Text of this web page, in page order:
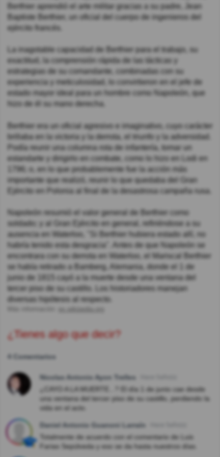
Berthier aprendió el arte militar gracias a su padre, Jean
Baptiste Berthier, un oficial del cuerpo de ingenieros del
ejército francés.
La inagotable capacidad de Berthier para el trabajo, su
exactitud, la comprensión rápida de las tácticas y
estrategias de su comandante, combinadas con su
experiencia y meticulosidad, lo convirtieron en el jefe de
estado mayor ideal para un hombre como Napoleón, que
hizo de él su mano derecha.
Berthier era un oficial agresivo e imaginativo, cuyo carácter
brillaba en la victoria y la derrota, el triunfo y la adversidad.
Podía reunir una columna rota de infantería, tomar un
estandarte y dirigirlo en combate, como lo hizo en Lodi en
1796; o, en lo que probablemente fue la acción más
importante que realizó, reunir lo que quedaba del Gran
Ejército en Polonia al final de la desastrosa campaña rusa.
Napoleón resumió el valor general de Berthier como
soldado; y al Gran Ejército en general, refiriéndose a su
ausencia en Waterloo, "Si Berthier hubiera estado allí, no
habría tenido esta desgracia". Antes de que Napoleón se
encontrara con su derrota en Waterloo, el Mariscal Berthier
se había retirado a Bamberg, Alemania, donde el 1 de
junio de 1815 cayó a la muerte desde una ventana del
tercer piso de su castillo. Los historiadores manejan
diversas hipótesis al respecto.
¿Tienes algo que decir?
4 Comentarios
Nicolas Antonio Ayon Trelles
¿CAYO A LA MUERTE...? El día 1 de junio cae desde
una ventana del tercer piso de su castillo, perdiendo la
vida en el acto.
Daniel Antonio Guanoni Larraín
Totalmente de acuerdo con el comentario de Luis
Farias Sepúlveda y eso se da hasta nuestros días.